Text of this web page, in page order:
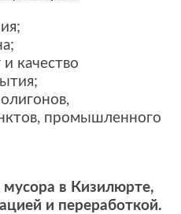
качество
промышленного
в Кизилюрте,
и переработкой.